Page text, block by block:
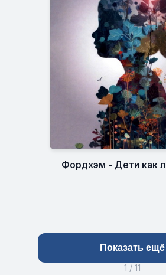
Фордхэм - Дети как
Показать ещё
1 / 11